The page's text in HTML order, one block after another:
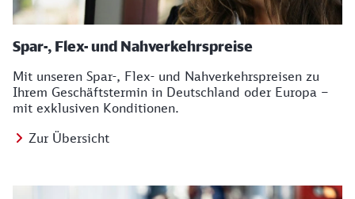
Spar-, Flex- und Nahverkehrspreise
Mit unseren Spar-, Flex- und Nahverkehrspreisen zu
Ihrem Geschäftstermin in Deutschland oder Europa –
mit exklusiven Konditionen.
Zur Übersicht